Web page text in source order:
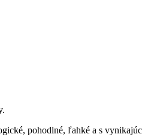
pohodlné, ľahké a s